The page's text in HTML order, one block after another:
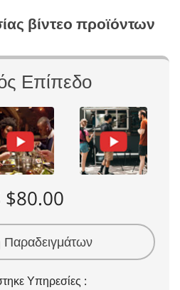
βίντεο προϊόντων
Επίπεδο
$80.00
Υπηρεσίες :